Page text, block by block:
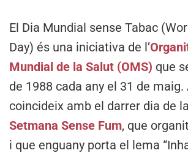
El Dia Mundial sense Tabac
Day) és una iniciativa de l’
Mundial de la Salut (OMS) que
de 1988 cada any el 31 de
coincideix amb el darrer dia de la
Setmana Sense Fum, que
i que enguany porta el lema